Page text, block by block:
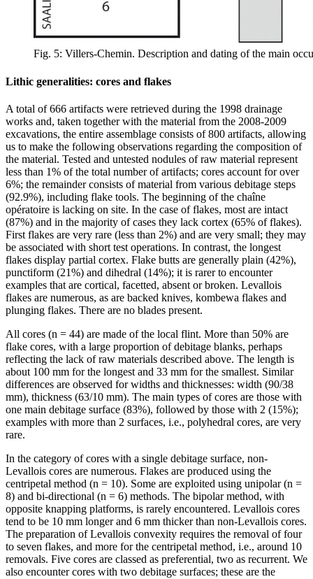
Fig. 5: Villers-Chemin. Description and dating of the main
Lithic generalities: cores and flakes
A total of 666 artifacts were retrieved during the 1998 drainage
works and, taken together with the material from the 2008-2009
excavations, the entire assemblage consists of 800 artifacts, allowing
us to make the following observations regarding the composition of
the material. Tested and untested nodules of raw material represent
less than 1% of the total number of artifacts; cores account for over
6%; the remainder consists of material from various debitage steps
(92.9%), including flake tools. The beginning of the chaîne
opératoire is lacking on site. In the case of flakes, most are intact
(87%) and in the majority of cases they lack cortex (65% of flakes).
First flakes are very rare (less than 2%) and are very small; they may
be associated with short test operations. In contrast, the longest
flakes display partial cortex. Flake butts are generally plain (42%),
punctiform (21%) and dihedral (14%); it is rarer to encounter
examples that are cortical, facetted, absent or broken. Levallois
flakes are numerous, as are backed knives, kombewa flakes and
plunging flakes. There are no blades present.
All cores (n = 44) are made of the local flint. More than 50% are
flake cores, with a large proportion of debitage blanks, perhaps
reflecting the lack of raw materials described above. The length is
about 100 mm for the longest and 33 mm for the smallest. Similar
differences are observed for widths and thicknesses: width (90/38
mm), thickness (63/10 mm). The main types of cores are those with
one main debitage surface (83%), followed by those with 2 (15%);
examples with more than 2 surfaces, i.e., polyhedral cores, are very
rare.
In the category of cores with a single debitage surface, non-
Levallois cores are numerous. Flakes are produced using the
centripetal method (n = 10). Some are exploited using unipolar (n =
8) and bi-directional (n = 6) methods. The bipolar method, with
opposite knapping platforms, is rarely encountered. Levallois cores
tend to be 10 mm longer and 6 mm thicker than non-Levallois cores.
The preparation of Levallois convexity requires the removal of four
to seven flakes, and more for the centripetal method, i.e., around 10
removals. Five cores are classed as preferential, two as recurrent. We
also encounter cores with two debitage surfaces; these are the